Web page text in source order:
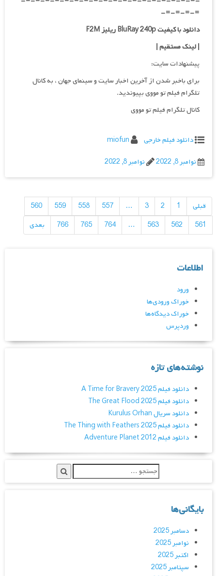
=-=-=-=-
دانلود با کیفیت BluRay 240p ریلیز F2M
| لینک مستقیم|
پیشنهادات سایت:
برای باخبر شدن از آخرین اخبار سایت و سینمای جهان ، به کانال
تلگرام فیلم تو مووی بپیوندید.
کانال تلگرام فیلم تو مووی
دانلود فیلم خارجی
miofun
نوامبر 8, 2022
نوامبر 8, 2022
راهبری
نوشته‌ها
قبلی 1
2
3
…
557
558
559
560
561
562
563
…
764
765
766 بعدی
اطلاعات
ورود
خوراک ورودی‌ها
خوراک دیدگاه‌ها
وردپرس
نوشته‌های تازه
دانلود فیلم A Time for Bravery 2025
دانلود فیلم The Great Flood 2025
دانلود سریال Kurulus Orhan
دانلود فیلم The Thing with Feathers 2025
دانلود فیلم Adventure Planet 2012
بایگانی‌ها
دسامبر 2025
نوامبر 2025
اکتبر 2025
سپتامبر 2025